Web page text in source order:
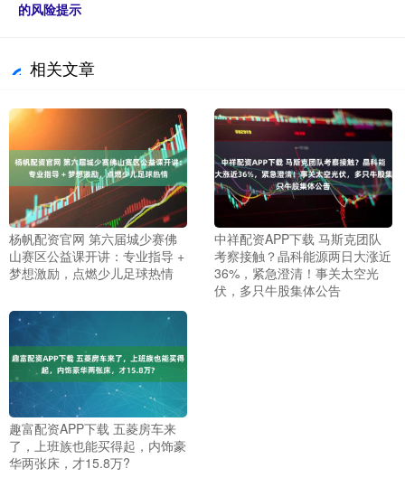
的风险提示
相关文章
杨帆配资官网 第六届城少赛佛
山赛区公益课开讲：专业指导 +
梦想激励，点燃少儿足球热情
中祥配资APP下载 马斯克团队
考察接触？晶科能源两日大涨近
36%，紧急澄清！事关太空光
伏，多只牛股集体公告
趣富配资APP下载 五菱房车来
了，上班族也能买得起，内饰豪
华两张床，才15.8万?